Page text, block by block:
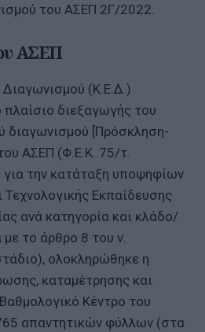
του ΑΣΕΠ 2Γ/2022.
ΑΣΕΠ
Διαγωνισμού (Κ.Ε.Δ.)
πλαίσιο διεξαγωγής του
διαγωνισμού [Πρόσκληση-
ΑΣΕΠ (Φ.Ε.Κ. 75/τ.
την κατάταξη υποψηφίων
Τεχνολογικής Εκπαίδευσης
ανά κατηγορία και κλάδο/
το άρθρο 8 του ν.
ολοκληρώθηκε η
καταμέτρησης και
Κέντρο του
απαντητικών φύλλων (στα